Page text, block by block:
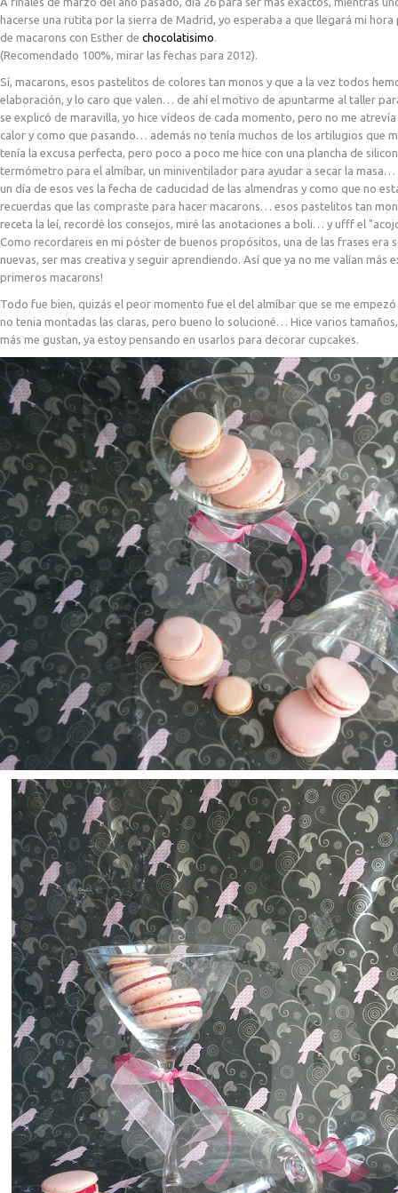
hacerse una rutita por la sierra de Madrid, yo esperaba a que llegará mi
de macarons con Esther de chocolatisimo.
(Recomendado 100%, mirar las fechas para 2012).
Sí, macarons, esos pastelitos de colores tan monos y que a la vez todos
elaboración, y lo caro que valen… de ahí el motivo de apuntarme al taller
se explicó de maravilla, yo hice vídeos de cada momento, pero no me
calor y como que pasando… además no tenía muchos de los artilugios que
tenía la excusa perfecta, pero poco a poco me hice con una plancha de
termómetro para el almíbar, un miniventilador para ayudar a secar la
un día de esos ves la fecha de caducidad de las almendras y como que no
recuerdas que las compraste para hacer macarons… esos pastelitos tan
receta la leí, recordé los consejos, miré las anotaciones a boli… y ufff el
Como recordareis en mi póster de buenos propósitos, una de las frases era
nuevas, ser mas creativa y seguir aprendiendo. Así que ya no me valían más
primeros macarons!
Todo fue bien, quizás el peor momento fue el del almíbar que se me
no tenia montadas las claras, pero bueno lo solucioné… Hice varios
más me gustan, ya estoy pensando en usarlos para decorar cupcakes.